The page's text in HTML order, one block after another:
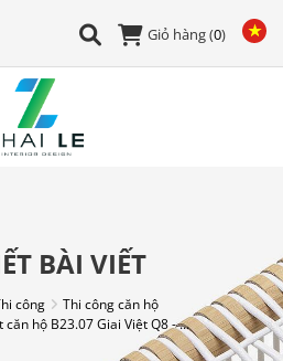
Giỏ hàng (0)
BÀI VIẾT
công
Thi công căn hộ
hộ B23.07 Giai Việt Q8 - ...